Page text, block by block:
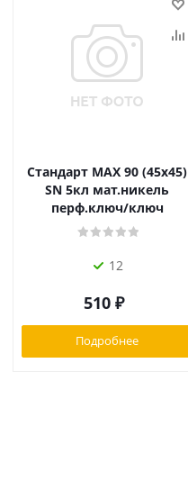
Стандарт MAX 90 (45х45)
SN 5кл мат.никель
перф.ключ/ключ
12
510 ₽
Подробнее